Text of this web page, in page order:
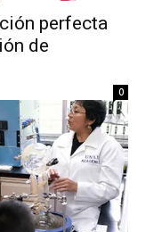
perfecta
de
0